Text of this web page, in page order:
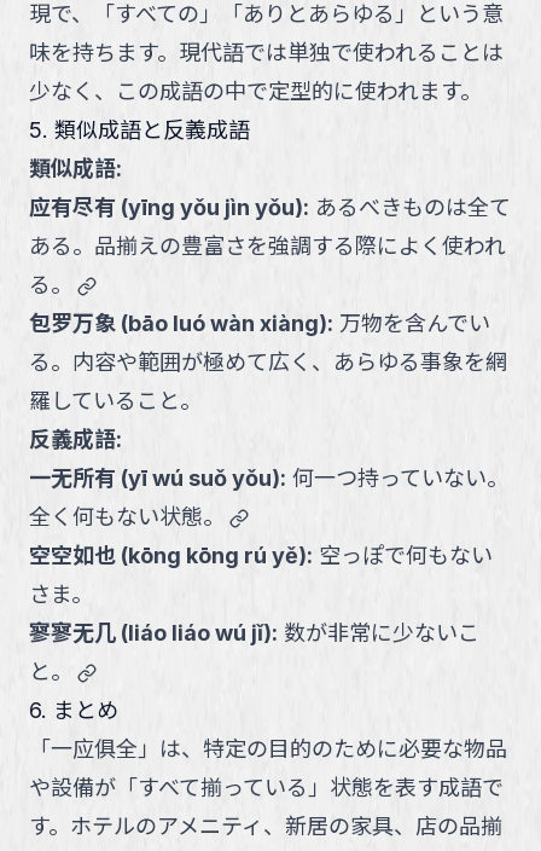
現で、「すべての」「ありとあらゆる」という意
味を持ちます。現代語では単独で使われることは
少なく、この成語の中で定型的に使われます。
5. 類似成語と反義成語
類似成語:
应有尽有 (yīng yǒu jìn yǒu): あるべきものは全て
ある。品揃えの豊富さを強調する際によく使われ
る。
link
包罗万象 (bāo luó wàn xiàng): 万物を含んでい
る。内容や範囲が極めて広く、あらゆる事象を網
羅していること。
反義成語:
一无所有 (yī wú suǒ yǒu): 何一つ持っていない。
全く何もない状態。
link
空空如也 (kōng kōng rú yě): 空っぽで何もない
さま。
寥寥无几 (liáo liáo wú jǐ): 数が非常に少ないこ
と。
link
6. まとめ
「一应俱全」は、特定の目的のために必要な物品
や設備が「すべて揃っている」状態を表す成語で
す。ホテルのアメニティ、新居の家具、店の品揃